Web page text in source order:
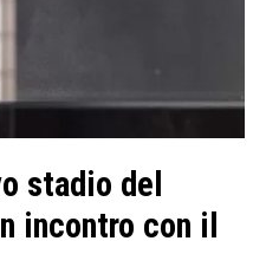
stadio del
incontro con il